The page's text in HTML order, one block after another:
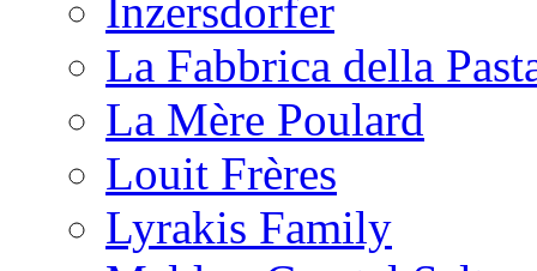
Inzersdorfer
La Fabbrica della
La Mère Poulard
Louit Frères
Lyrakis Family